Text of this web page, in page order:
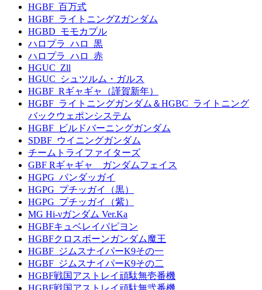
HGBF_百万式
HGBF_ライトニングZガンダム
HGBD_モモカプル
ハロプラ_ハロ_黒
ハロプラ_ハロ_赤
HGUC_Zll
HGUC_シュツルム・ガルス
HGBF_Rギャギャ（謹賀新年）
HGBF_ライトニングガンダム＆HGBC_ライトニング
バックウェポンシステム
HGBF_ビルドバーニングガンダム
SDBF_ウイニングガンダム
チームトライファイターズ
GBF Rギャギャ ガンダムフェイス
HGPG_パンダッガイ
HGPG_プチッガイ（黒）
HGPG_プチッガイ（紫）
MG Hi-νガンダム Ver.Ka
HGBFキュベレイパピヨン
HGBFクロスボーンガンダム魔王
HGBF_ジムスナイパーK9その一
HGBF_ジムスナイパーK9その二
HGBF戦国アストレイ頑駄無壱番機
HGBF戦国アストレイ頑駄無弐番機